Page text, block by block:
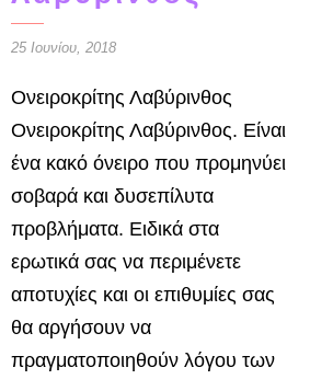
25 Ιουνίου, 2018
Ονειροκρίτης Λαβύρινθος
Ονειροκρίτης Λαβύρινθος. Είναι
ένα κακό όνειρο που προμηνύει
σοβαρά και δυσεπίλυτα
προβλήματα. Ειδικά στα
ερωτικά σας να περιμένετε
αποτυχίες και οι επιθυμίες σας
θα αργήσουν να
πραγματοποιηθούν λόγου των